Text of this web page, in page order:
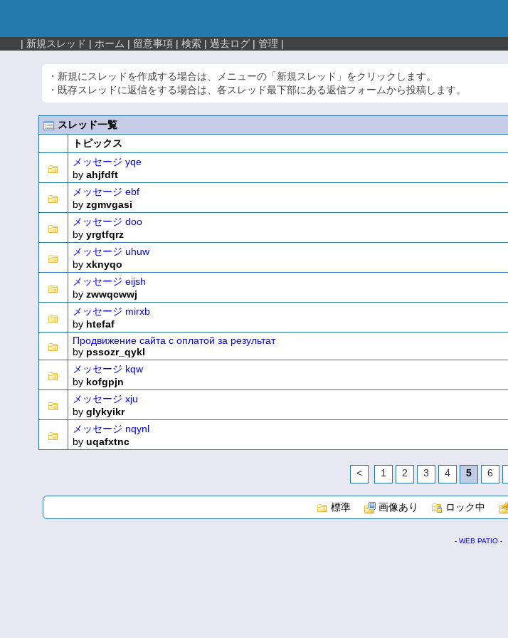
| 新規スレッド | ホーム | 留意事項| 検索| 過去ログ| 管理 |
・新規にスレッドを作成する場合は、メニューの「新規スレッド」をクリックします。
・既存スレッドに返信をする場合は、各スレッド最下部にある返信フォームから投稿します。
スレッド一覧
トピックス
メッセージ yqe
by ahjfdft
メッセージ ebf
by zgmvgasi
メッセージ doo
by yrgtfqrz
メッセージ uhuw
by xknyqo
メッセージ eijsh
by zwwqcwwj
メッセージ mirxb
by htefaf
Продвижение сайта с оплатой за результат
by pssozr_qykl
メッセージ kqw
by kofgpjn
メッセージ xju
by glykyikr
メッセージ nqynl
by uqafxtnc
< 1 2 3 4 5 6
標準 画像あり ロック中
- WEB PATIO-